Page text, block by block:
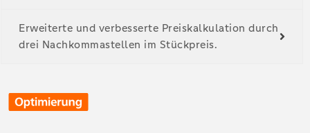
Erweiterte und verbesserte Preiskalkulation durch
drei Nachkommastellen im Stückpreis.